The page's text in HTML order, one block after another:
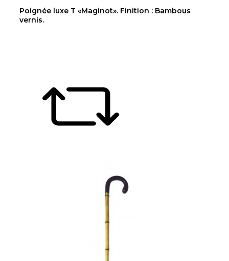
Poignée luxe T «Maginot». Finition : Bambous
vernis.